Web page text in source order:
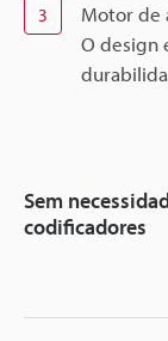
3
Motor de
O design
Sem
codificadores